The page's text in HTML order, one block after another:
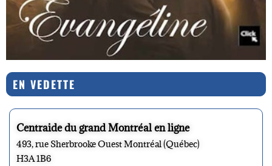
EN VEDETTE
Centraide du grand Montréal en ligne
493, rue Sherbrooke Ouest Montréal (Québec)
H3A 1B6